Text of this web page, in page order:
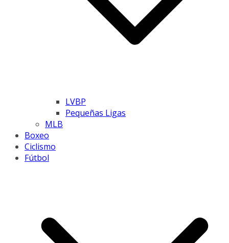
LVBP
Pequeñas Ligas
MLB
Boxeo
Ciclismo
Fútbol